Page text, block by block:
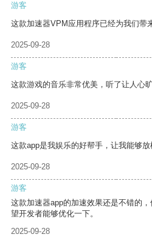
游客
这款加速器VPM应用程序已经为我们带
2025-09-28
游客
这款游戏的音乐非常优美，听了让人心旷
2025-09-28
游客
这款app是我娱乐的好帮手，让我能够放
2025-09-28
游客
这款加速器app的加速效果还是不错的
望开发者能够优化一下。
2025-09-28